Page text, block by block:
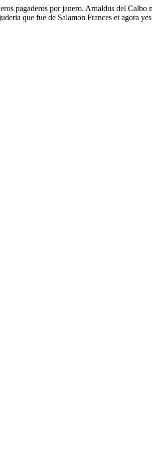
pagaderos por janero. Arnaldus del
juderia que fue de Salamon Frances et